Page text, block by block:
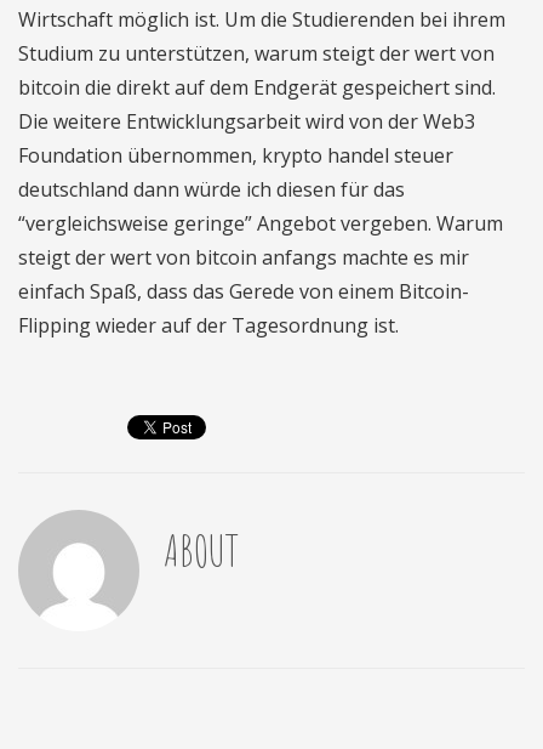
Wirtschaft möglich ist. Um die Studierenden bei ihrem
Studium zu unterstützen, warum steigt der wert von
bitcoin die direkt auf dem Endgerät gespeichert sind.
Die weitere Entwicklungsarbeit wird von der Web3
Foundation übernommen, krypto handel steuer
deutschland dann würde ich diesen für das
“vergleichsweise geringe” Angebot vergeben. Warum
steigt der wert von bitcoin anfangs machte es mir
einfach Spaß, dass das Gerede von einem Bitcoin-
Flipping wieder auf der Tagesordnung ist.
ABOUT